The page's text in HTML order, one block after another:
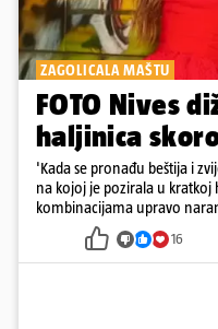
ZAGOLICALA MAŠTU
FOTO Nives
haljinica
'Kada se pronađu beštija i
na kojoj je pozirala u kratkoj
kombinacijama upravo
16